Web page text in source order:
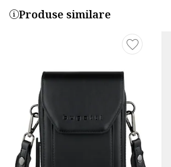
Produse similare